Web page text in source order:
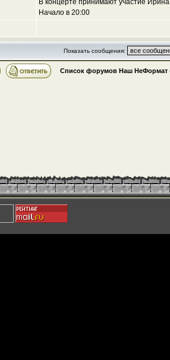
В концерте принимают участие
Начало в 20:00
Показать сообщения:
Список форумов Наш НеФормат